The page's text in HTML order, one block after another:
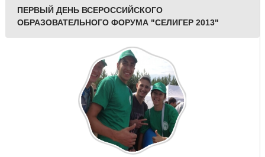
ПЕРВЫЙ ДЕНЬ ВСЕРОССИЙСКОГО
ОБРАЗОВАТЕЛЬНОГО ФОРУМА "СЕЛИГЕР 2013"